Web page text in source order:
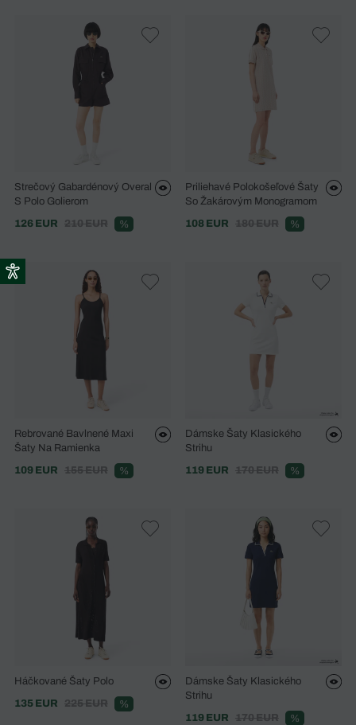
Strečový Gabardénový Overal
S Polo Golierom
126 EUR
210 EUR %
Priliehavé Polokošeľové Šaty
So Žakárovým Monogramom
108 EUR
180 EUR %
Rebrované Bavlnené Maxi
Šaty Na Ramienka
109 EUR
155 EUR %
Dámske Šaty Klasického
Strihu
119 EUR
170 EUR %
Háčkované Šaty Polo
135 EUR
225 EUR %
Dámske Šaty Klasického
Strihu
119 EUR
170 EUR %